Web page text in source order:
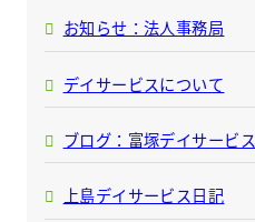
お知らせ：法人事務局
デイサービスについて
ブログ：富塚デイサービス
上島デイサービス日記